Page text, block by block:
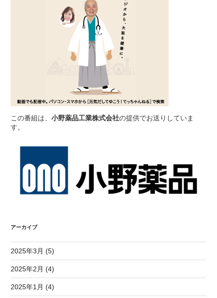
この番組は、小野薬品工業株式会社の提供でお送りしていま
す。
アーカイブ
2025年3月 (5)
2025年2月 (4)
2025年1月 (4)